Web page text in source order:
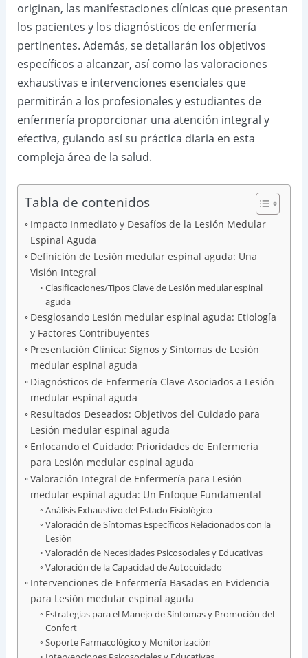
originan, las manifestaciones clínicas que presentan
los pacientes y los diagnósticos de enfermería
pertinentes. Además, se detallarán los objetivos
específicos a alcanzar, así como las valoraciones
exhaustivas e intervenciones esenciales que
permitirán a los profesionales y estudiantes de
enfermería proporcionar una atención integral y
efectiva, guiando así su práctica diaria en esta
compleja área de la salud.
Tabla de contenidos
Impacto Inmediato y Desafíos de la Lesión Medular
Espinal Aguda
Definición de Lesión medular espinal aguda: Una
Visión Integral
Clasificaciones/Tipos Clave de Lesión medular espinal
aguda
Desglosando Lesión medular espinal aguda: Etiología
y Factores Contribuyentes
Presentación Clínica: Signos y Síntomas de Lesión
medular espinal aguda
Diagnósticos de Enfermería Clave Asociados a Lesión
medular espinal aguda
Resultados Deseados: Objetivos del Cuidado para
Lesión medular espinal aguda
Enfocando el Cuidado: Prioridades de Enfermería
para Lesión medular espinal aguda
Valoración Integral de Enfermería para Lesión
medular espinal aguda: Un Enfoque Fundamental
Análisis Exhaustivo del Estado Fisiológico
Valoración de Síntomas Específicos Relacionados con la
Lesión
Valoración de Necesidades Psicosociales y Educativas
Valoración de la Capacidad de Autocuidado
Intervenciones de Enfermería Basadas en Evidencia
para Lesión medular espinal aguda
Estrategias para el Manejo de Síntomas y Promoción del
Confort
Soporte Farmacológico y Monitorización